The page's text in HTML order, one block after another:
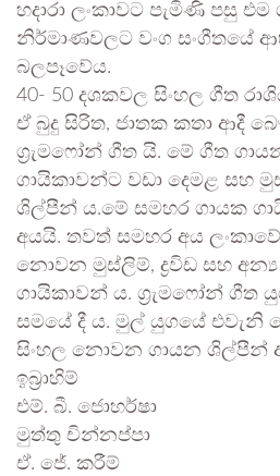
හදාරා ලංකාවට පැමිණි පසු
නිර්මාණවලට වංග සංගීතයේ
බලපෑවේය.
40- 50 දශකවල සිංහල ගීත
ඒ බුදු සිරිත, ජාතක කතා ආදී
ග්‍රැමෆෝන් ගීත යි. මේ ගීත
ගායිකාවන්ට වඩා දෙමළ සහ
ශිල්පීන් ය.මේ සමහර ගායක
අයයි. තවත් සමහර අය
නොවන මුස්ලිම්, ද්‍රවිඩ සහ
ගායිකාවන් ය. ග්‍රැමෆෝන් ගීත
සමයේ දී ය. මුල් යුගයේ එවැනි
සිංහල නොවන ගායන ශිල්පීන්
ඉබ්‍රාහිම්
එම්. බී. ජොහර්ෂා
මුත්තු චින්නප්පා
ඒ. ජේ. කරීම්